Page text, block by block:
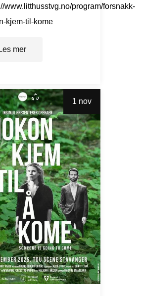
www.litthusstvg.no/program/forsnakk-
kjem-til-kome
Les mer
1 nov